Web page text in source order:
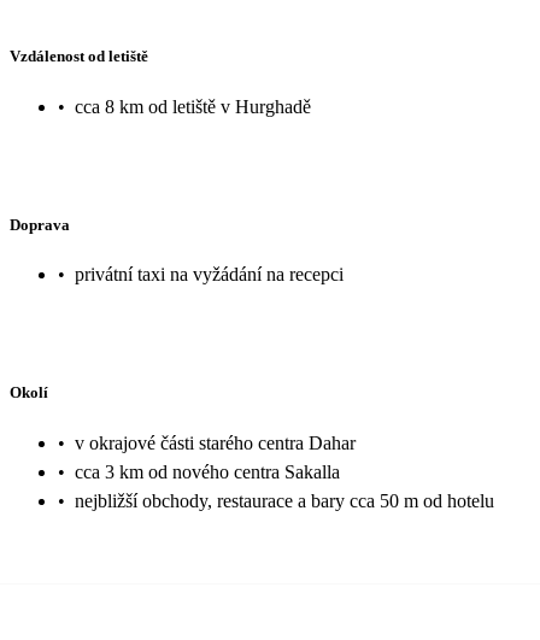
Vzdálenost od letiště
• cca 8 km od letiště v Hurghadě
Doprava
• privátní taxi na vyžádání na recepci
Okolí
• v okrajové části starého centra Dahar
• cca 3 km od nového centra Sakalla
• nejbližší obchody, restaurace a bary cca 50 m od hotelu